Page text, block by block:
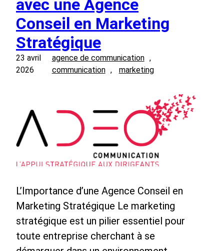
avec une Agence
Conseil en Marketing
Stratégique
23 avril
2026
agence de communication
,
communication , marketing
L’Importance d’une Agence Conseil en
Marketing Stratégique Le marketing
stratégique est un pilier essentiel pour
toute entreprise cherchant à se